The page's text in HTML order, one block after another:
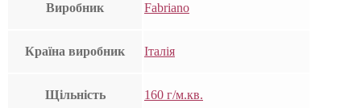
Виробник Fabriano
Країна виробник Італія
Щільність 160 г/м.кв.